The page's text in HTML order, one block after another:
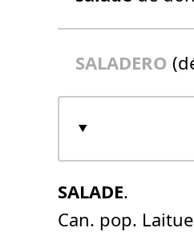
SALADERO
SALADE.
Can. pop.